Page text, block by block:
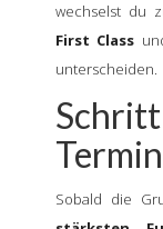
wechselst du
First Class
unterscheiden.
Sobald die